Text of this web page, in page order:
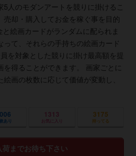
5人のモダンアートを競りに掛けるこ
売却・購入してお金を稼ぐ事を目的
と絵画カードがランダムに配られま
って、それらの手持ちの絵画カード
を対象とした競りに掛け最高額を提
を得ることができます。 画家ごとに
画の枚数に応じて価値が変動し、
あり
1313
お気に入り
3175
持ってる
荷までお待ち下さい